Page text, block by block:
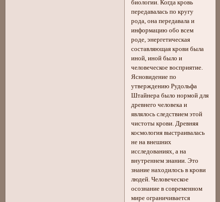
биологии. Когда кровь
передавалась по кругу
рода, она передавала и
информацию обо всем
роде, энергетическая
составляющая крови была
иной, иной было и
человеческое восприятие.
Ясновидение по
утверждению Рудольфа
Штайнера было нормой для
древнего человека и
являлось следствием этой
чистоты крови. Древняя
космология выстраивалась
не на внешних
исследованиях, а на
внутреннем знании. Это
знание находилось в крови
людей. Человеческое
осознание в современном
мире ограничивается